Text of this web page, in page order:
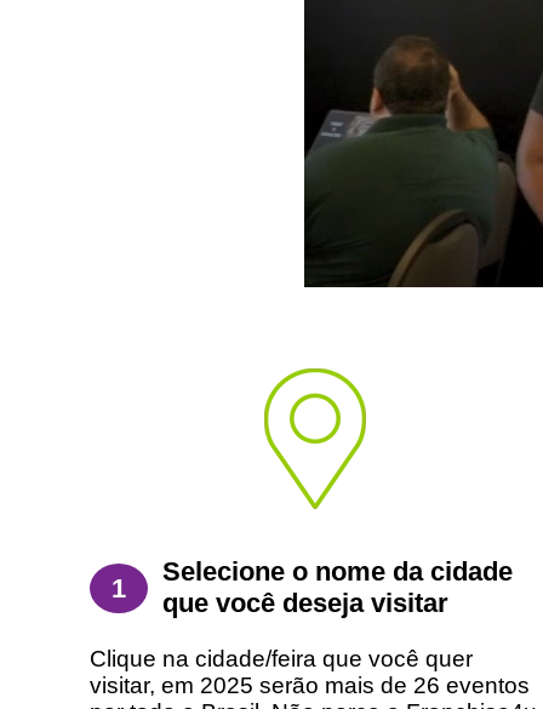
1
Selecione o nome da cidade
que você deseja visitar
Clique na cidade/feira que você quer
visitar, em 2025 serão mais de 26 eventos